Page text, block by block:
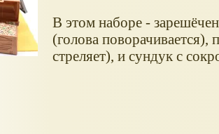
В этом наборе -
(голова
стреляет), и сундук с